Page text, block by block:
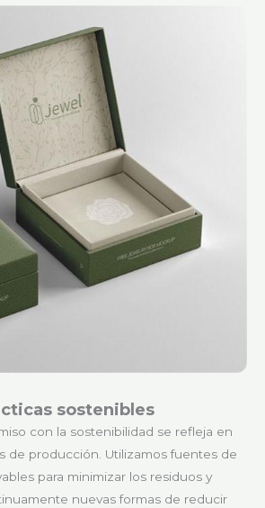
sostenibles
con la sostenibilidad se refleja en
de producción. Utilizamos fuentes de
para minimizar los residuos y
nuevas formas de reducir